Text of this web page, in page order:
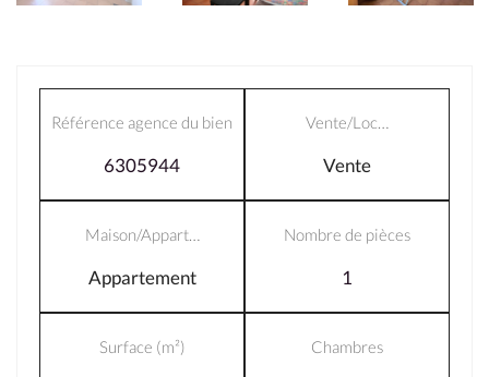
Référence agence du bien
6305944
Vente/Loc…
Vente
Maison/Appart…
Appartement
Nombre de pièces
1
Surface (m²) Chambres